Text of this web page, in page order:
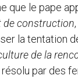
que le pape
de construction
la tentation
de la
par des